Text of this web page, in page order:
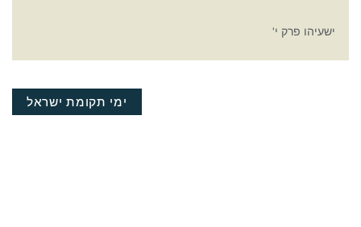
ישעיהו פרק י'
ימי תקומת ישראל